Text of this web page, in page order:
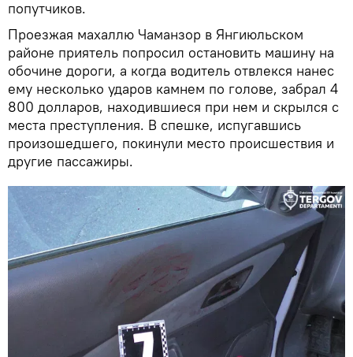
попутчиков.
Проезжая махаллю Чаманзор в Янгиюльском
районе приятель попросил остановить машину на
обочине дороги, а когда водитель отвлекся нанес
ему несколько ударов камнем по голове, забрал 4
800 долларов, находившиеся при нем и скрылся с
места преступления. В спешке, испугавшись
произошедшего, покинули место происшествия и
другие пассажиры.